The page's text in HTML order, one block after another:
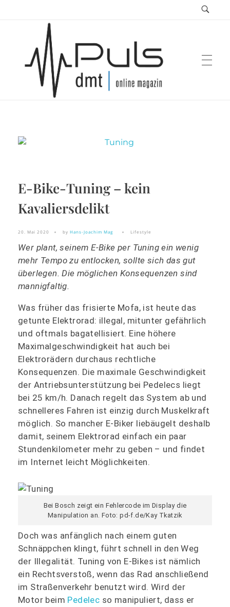
Puls Magazin
Zukunft der Mobilität
E-Bike-Tuning – kein
Kavaliersdelikt
20. Mai 2020 by Hans-Joachim Mag Lifestyle
Wer plant, seinem E-Bike per Tuning ein wenig
mehr Tempo zu entlocken, sollte sich das gut
überlegen. Die möglichen Konsequenzen sind
mannigfaltig.
Was früher das frisierte Mofa, ist heute das
getunte Elektrorad: illegal, mitunter gefährlich
und oftmals bagatellisiert. Eine höhere
Maximalgeschwindigkeit hat auch bei
Elektrorädern durchaus rechtliche
Konsequenzen. Die maximale Geschwindigkeit
der Antriebsunterstützung bei Pedelecs liegt
bei 25 km/h. Danach regelt das System ab und
schnelleres Fahren ist einzig durch Muskelkraft
möglich. So mancher E‑Biker liebäugelt deshalb
damit, seinem Elektrorad einfach ein paar
Stundenkilometer mehr zu geben – und findet
im Internet leicht Möglichkeiten.
Bei Bosch zeigt ein Fehlercode im Display die
Manipulation an. Foto: pd-f.de/Kay Tkatzik
Doch was anfänglich nach einem guten
Schnäppchen klingt, führt schnell in den Weg
der Illegalität. Tuning von E‑Bikes ist nämlich
ein Rechtsverstoß, wenn das Rad anschließend
im Straßenverkehr benutzt wird. Wird der
Motor beim Pedelec so manipuliert, dass er